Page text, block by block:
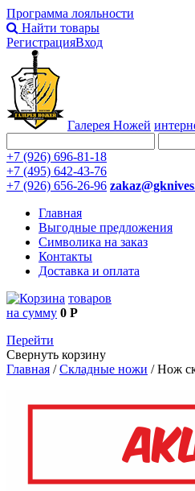
Программа лояльности
Найти товары
РегистрацияВход
Галерея Ножей
+7 (926) 696-81-18
+7 (495) 642-43-76
+7 (926) 656-26-96
Главная
Выгодные предложения
Символика на заказ
Контакты
Доставка и оплата
товаров
на сумму 0 Р
Перейти
Свернуть корзину
Главная /Складные ножи /Нож